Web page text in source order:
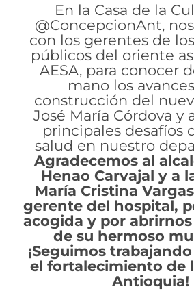
En la Casa de la
@ConcepcionAnt,
con los gerentes de
públicos del oriente
AESA, para conocer
mano los
construcción del
José María Córdova y
principales desafíos
salud en nuestro
Agradecemos al
Henao Carvajal y a
María Cristina
gerente del hospital,
acogida y por
de su hermoso
¡Seguimos
el fortalecimiento de
Antioquia!